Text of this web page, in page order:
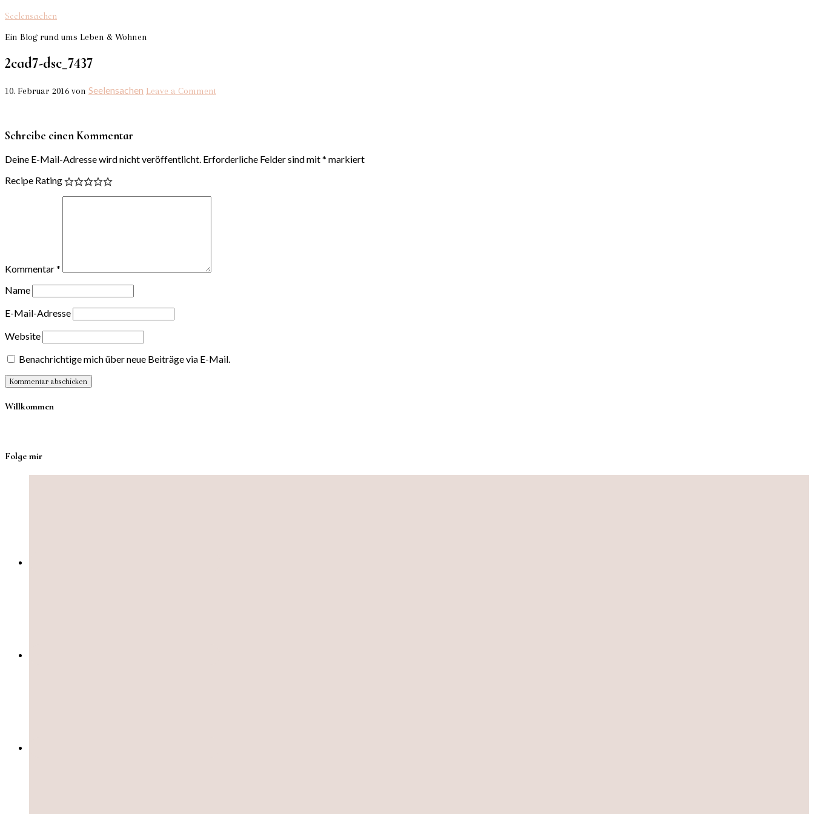
Seelensachen
Ein Blog rund ums Leben & Wohnen
2cad7-dsc_7437
10. Februar 2016 von Seelensachen Leave a Comment
Schreibe einen Kommentar
Deine E-Mail-Adresse wird nicht veröffentlicht. Erforderliche Felder sind mit* markiert
Recipe Rating
Kommentar*
Name
E-Mail-Adresse
Website
Benachrichtige mich über neue Beiträge via E-Mail.
Willkommen
Folge mir